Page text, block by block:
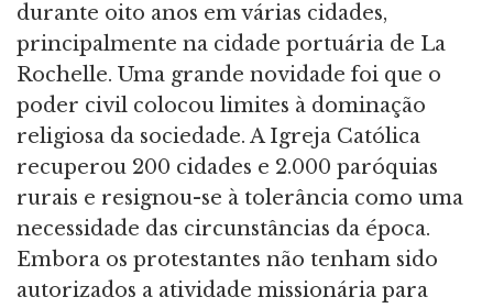
durante oito anos em várias cidades,
principalmente na cidade portuária de La
Rochelle. Uma grande novidade foi que o
poder civil colocou limites à dominação
religiosa da sociedade. A Igreja Católica
recuperou 200 cidades e 2.000 paróquias
rurais e resignou-se à tolerância como uma
necessidade das circunstâncias da época.
Embora os protestantes não tenham sido
autorizados a atividade missionária para